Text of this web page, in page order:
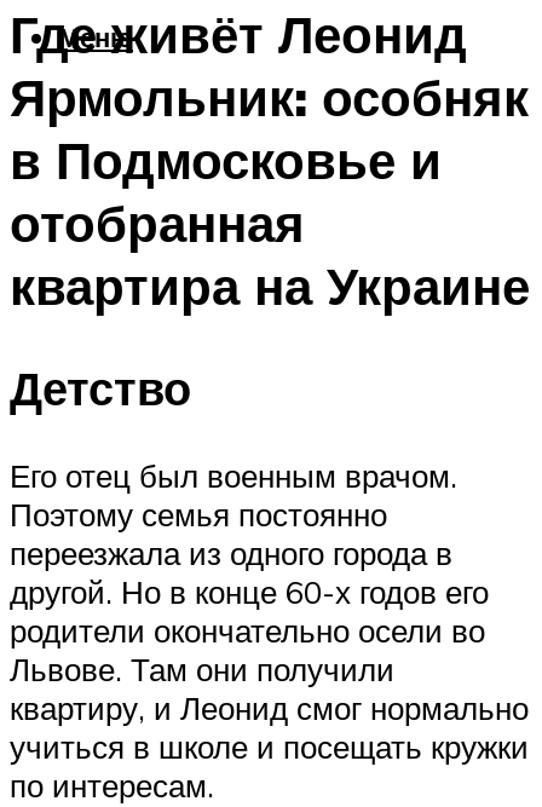
Меню
Где живёт Леонид
Ярмольник: особняк
в Подмосковье и
отобранная
квартира на Украине
Детство
Его отец был военным врачом.
Поэтому семья постоянно
переезжала из одного города в
другой. Но в конце 60-х годов его
родители окончательно осели во
Львове. Там они получили
квартиру, и Леонид смог нормально
учиться в школе и посещать кружки
по интересам.